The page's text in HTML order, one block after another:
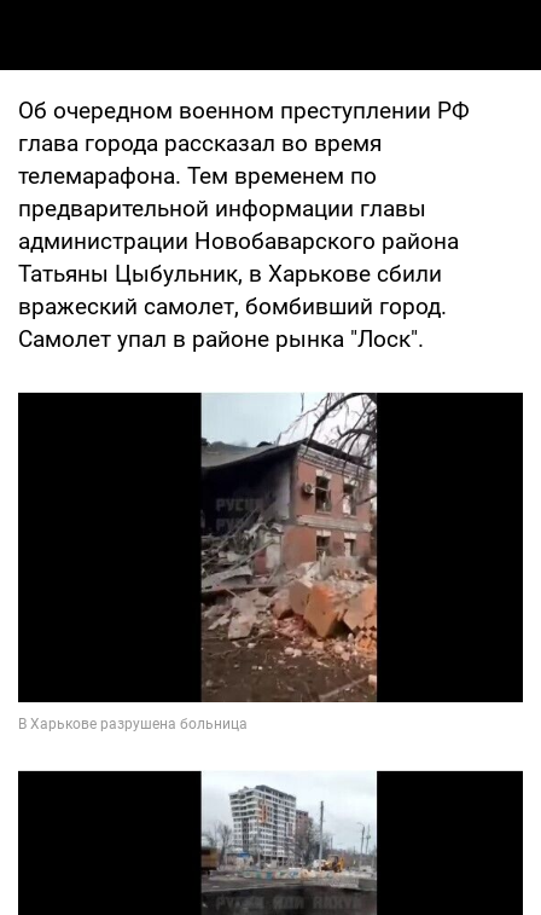
Об очередном военном преступлении РФ
глава города рассказал во время
телемарафона. Тем временем по
предварительной информации главы
администрации Новобаварского района
Татьяны Цыбульник, в Харькове сбили
вражеский самолет, бомбивший город.
Самолет упал в районе рынка "Лоск".